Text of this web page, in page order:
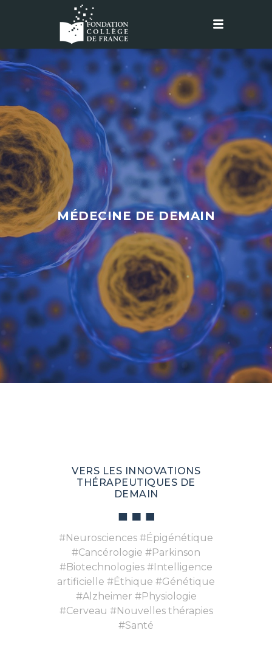
MÉDECINE DE DEMAIN
VERS LES INNOVATIONS
THÉRAPEUTIQUES DE
DEMAIN
#Neurosciences #Épigénétique
#Cancérologie #Parkinson
#Biotechnologies #Intelligence
artificielle #Éthique #Génétique
#Alzheimer #Physiologie
#Cerveau #Nouvelles thérapies
#Santé